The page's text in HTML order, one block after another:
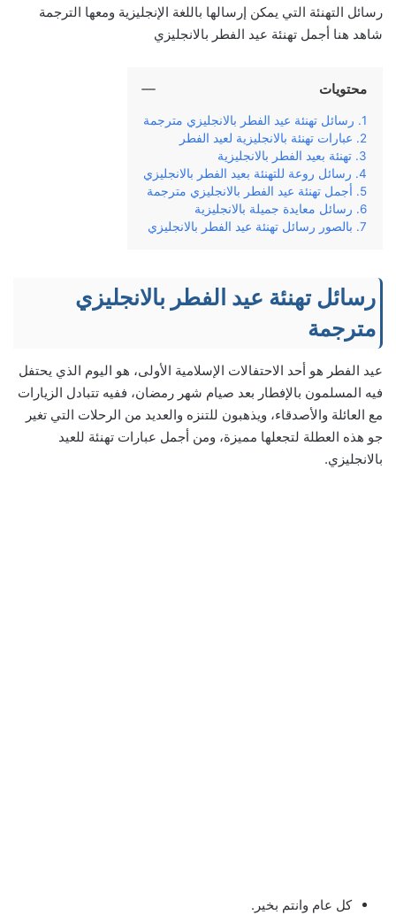
رسائل التهنئة التي يمكن إرسالها باللغة الإنجليزية ومعها الترجمة
شاهد هنا أجمل تهنئة عيد الفطر بالانجليزي
محتويات
رسائل تهنئة عيد الفطر بالانجليزي مترجمة
عبارات تهنئة بالانجليزية لعيد الفطر
تهنئة بعيد الفطر بالانجليزية
رسائل روعة للتهنئة بعيد الفطر بالانجليزي
أجمل تهنئة عيد الفطر بالانجليزي مترجمة
رسائل معايدة جميلة بالانجليزية
بالصور رسائل تهنئة عيد الفطر بالانجليزي
رسائل تهنئة عيد الفطر بالانجليزي
مترجمة
عيد الفطر هو أحد الاحتفالات الإسلامية الأولى، هو اليوم الذي يحتفل
فيه المسلمون بالإفطار بعد صيام شهر رمضان، ففيه تتبادل الزيارات
مع العائلة والأصدقاء، ويذهبون للتنزه والعديد من الرحلات التي تغير
جو هذه العطلة لتجعلها مميزة، ومن أجمل عبارات تهنئة للعيد
بالانجليزي.
كل عام وانتم بخير.